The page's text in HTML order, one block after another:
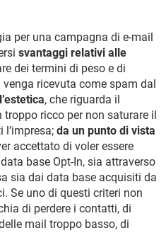
per una campagna di e-mail
svantaggi relativi alle
dei termini di peso e di
ricevuta come spam dal
, che riguarda il
ricco per non saturare il
l’impresa; da un punto di vista
accettato di voler essere
base Opt-In, sia attraverso
sia dai data base acquisiti da
Se uno di questi criteri non
di perdere i contatti, di
mail troppo basso, di